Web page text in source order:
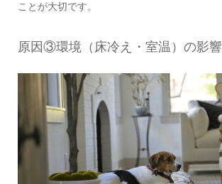
ことが大切です。
原因③環境（床冷え・室温）の影響